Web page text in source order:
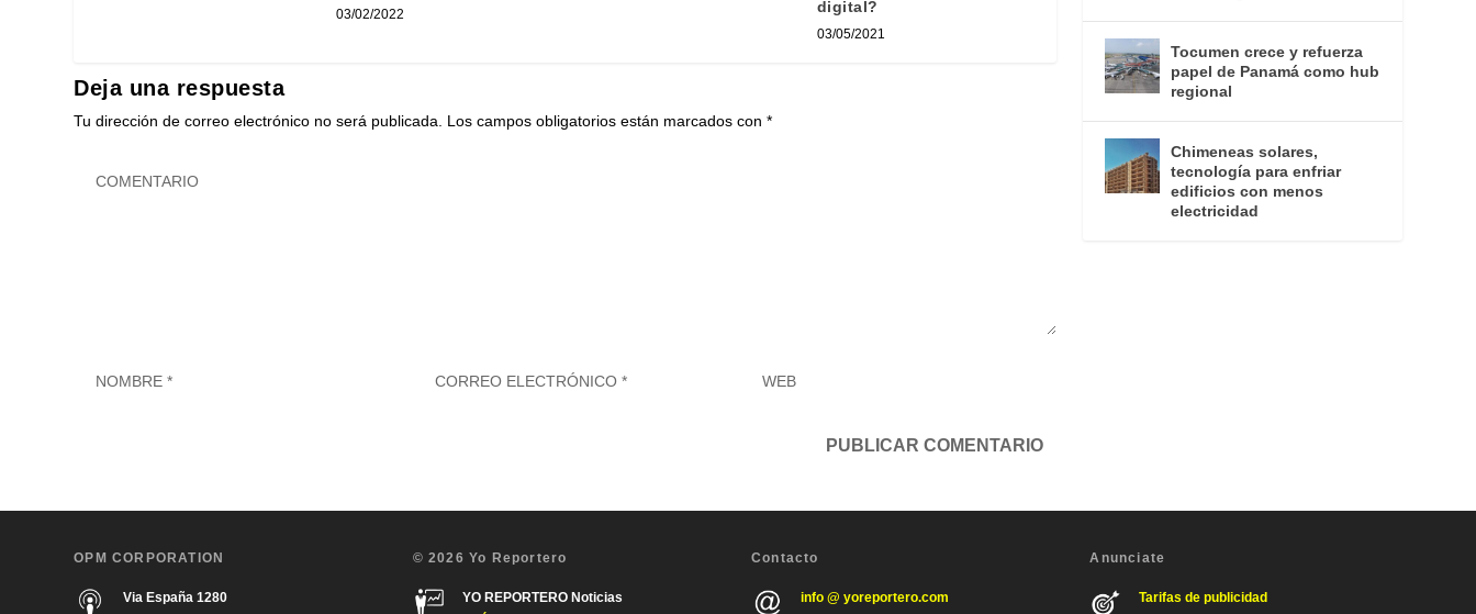
03/02/2022
digital?
03/05/2021
Deja una respuesta
Tu dirección de correo electrónico no será publicada. Los campos obligatorios están marcados con*
Tocumen crece y refuerza
papel de Panamá como hub
regional
Chimeneas solares,
tecnología para enfriar
edificios con menos
electricidad
OPM CORPORATION
Via España 1280
© 2026 Yo Reportero
YO REPORTERO Noticias
Contacto
info @ yoreportero.com
Anunciate
Tarifas de publicidad